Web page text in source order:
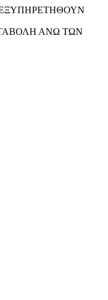
ΕΞΥΠΗΡΕΤΗΘΟΥΝ
ΑΝΩ ΤΩΝ